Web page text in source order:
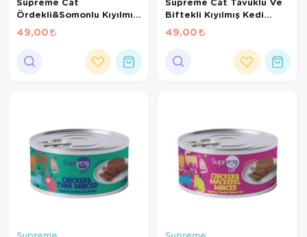
Ördekli&Somonlu Kıyılmış
Kedi Konservesi 85 Gr
49,00
Biftekli Kıyılmış Kedi
Konservesi 85 Gr
49,00